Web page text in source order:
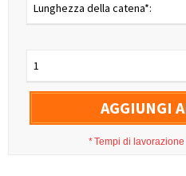
Lunghezza della catena*:
1
AGGIUNGI
*Tempi di